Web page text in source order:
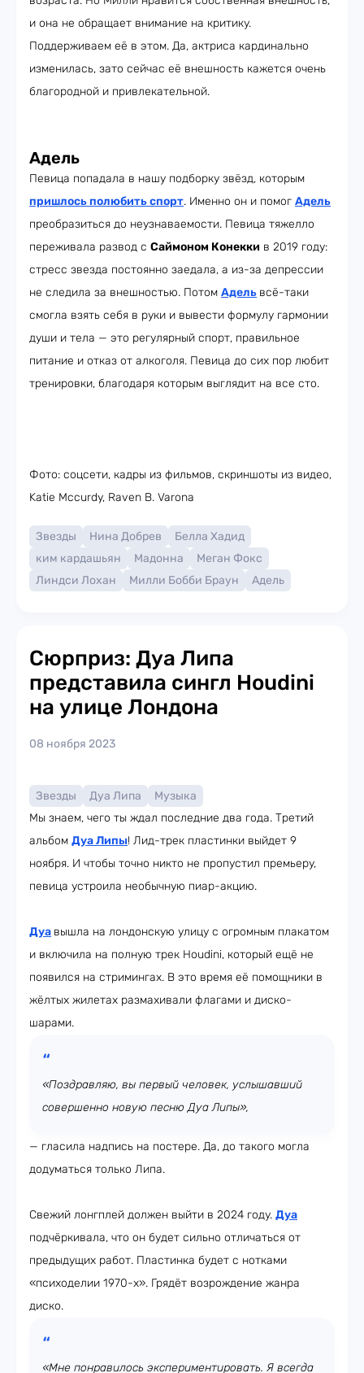
и она не обращает внимание на критику.
Поддерживаем её в этом. Да, актриса кардинально
изменилась, зато сейчас её внешность кажется очень
благородной и привлекательной.
Адель
Певица попадала в нашу подборку звёзд, которым
пришлось полюбить спорт. Именно он и помог Адель
преобразиться до неузнаваемости. Певица тяжелло
переживала развод с Саймоном Конекки в 2019 году:
стресс звезда постоянно заедала, а из-за депрессии
не следила за внешностью. Потом Адель всё-таки
смогла взять себя в руки и вывести формулу гармонии
души и тела — это регулярный спорт, правильное
питание и отказ от алкоголя. Певица до сих пор любит
тренировки, благодаря которым выглядит на все сто.
Фото: соцсети, кадры из фильмов, скриншоты из видео,
Katie Mccurdy, Raven B. Varona
Звезды Нина Добрев
Белла Хадид
ким кардашьян
Мадонна
Меган Фокс
Линдси Лохан
Милли Бобби Браун Адель
Сюрприз: Дуа Липа
представила сингл Houdini
на улице Лондона
08 ноября 2023
Звезды Дуа Липа
Музыка
Мы знаем, чего ты ждал последние два года. Третий
альбом Дуа Липы! Лид-трек пластинки выйдет 9
ноября. И чтобы точно никто не пропустил премьеру,
певица устроила необычную пиар-акцию.
Дуа вышла на лондонскую улицу с огромным плакатом
и включила на полную трек Houdini, который ещё не
появился на стримингах. В это время её помощники в
жёлтых жилетах размахивали флагами и диско-
шарами.
«Поздравляю, вы первый человек, услышавший
совершенно новую песню Дуа Липы»,
— гласила надпись на постере. Да, до такого могла
додуматься только Липа.
Свежий лонгплей должен выйти в 2024 году. Дуа
подчёркивала, что он будет сильно отличаться от
предыдущих работ. Пластинка будет с нотками
«психоделии 1970-х». Грядёт возрождение жанра
диско.
«Мне понравилось экспериментировать. Я всегда